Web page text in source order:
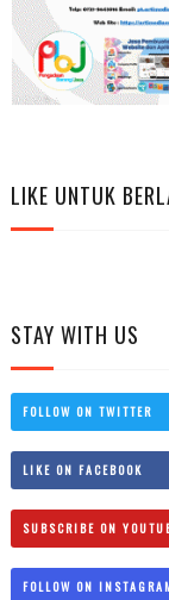
LIKE UNTUK
STAY WITH US
FOLLOW ON TWITTER
LIKE ON FACEBOOK
SUBSCRIBE ON
FOLLOW ON